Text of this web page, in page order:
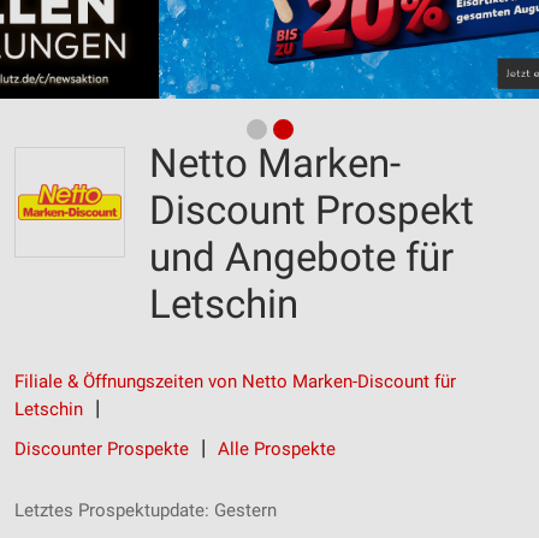
Netto Marken-
Discount Prospekt
und Angebote für
Letschin
Filiale & Öffnungszeiten von Netto Marken-Discount für
Letschin
Discounter Prospekte
Alle Prospekte
Letztes Prospektupdate: Gestern